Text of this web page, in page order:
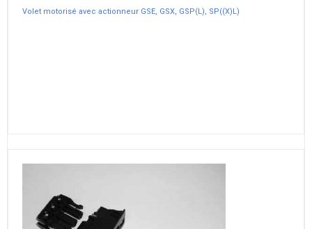
Volet motorisé avec actionneur GSE, GSX, GSP(L), SP((X)L)